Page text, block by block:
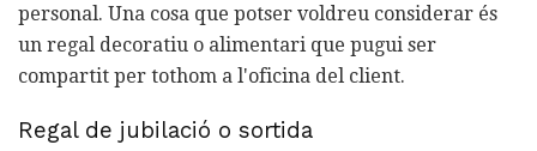
personal. Una cosa que potser voldreu considerar és
un regal decoratiu o alimentari que pugui ser
compartit per tothom a l'oficina del client.
Regal de jubilació o sortida